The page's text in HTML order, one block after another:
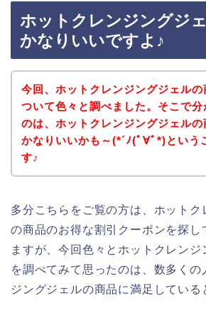
ホットクレンジングジ
かなりいいですよ♪
今回、ホットクレンジングジェルの
ついて色々と調べました。そこで分
のは、ホットクレンジングジェルの
かなりいいかも～(*´ﾉ(ﾟ∀ﾟ*)という
す♪
多分こちらをご覧の方は、ホットク
の商品のお得な割引クーポンを探し
ますが、今回色々とホットクレンジ
を調べてみて思ったのは、数多くの
ジングジェルの商品に満足している